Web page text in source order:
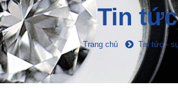
Tin
Trang chủ Tin tức -